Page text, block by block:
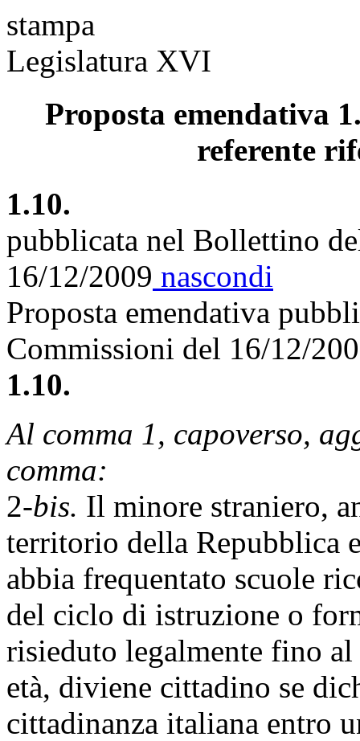
stampa
Legislatura XVI
Proposta emendativa
referente
1.10.
pubblicata nel Bollettino
16/12/2009 nascondi
Proposta emendativa
Commissioni del 16/12/
1.10.
Al comma 1, capoverso,
comma:
2-bis. Il minore straniero,
territorio della Repubblica
abbia frequentato scuole
del ciclo di istruzione o
risieduto legalmente fino
età, diviene cittadino se
cittadinanza italiana entro